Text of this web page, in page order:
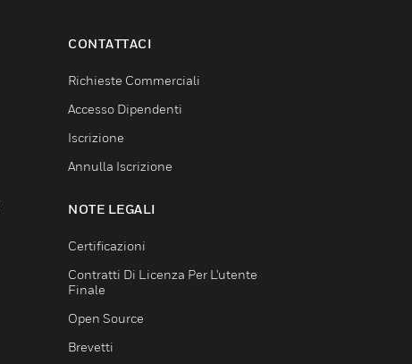
CONTATTACI
Richieste Commerciali
Accesso Dipendenti
Iscrizione
Annulla Iscrizione
NOTE LEGALI
Certificazioni
Contratti Di Licenza Per L'utente
Finale
Open Source
Brevetti